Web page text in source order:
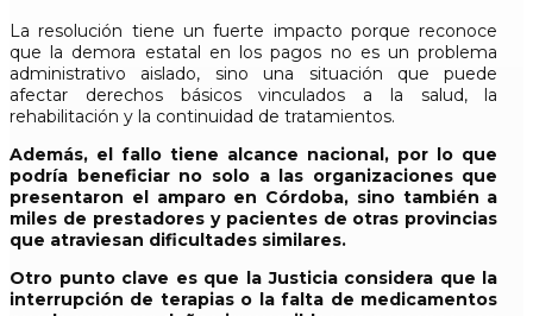
La resolución tiene un fuerte impacto porque reconoce
que la demora estatal en los pagos no es un problema
administrativo aislado, sino una situación que puede
afectar derechos básicos vinculados a la salud, la
rehabilitación y la continuidad de tratamientos.
Además, el fallo tiene alcance nacional, por lo que
podría beneficiar no solo a las organizaciones que
presentaron el amparo en Córdoba, sino también a
miles de prestadores y pacientes de otras provincias
que atraviesan dificultades similares.
Otro punto clave es que la Justicia considera que la
interrupción de terapias o la falta de medicamentos